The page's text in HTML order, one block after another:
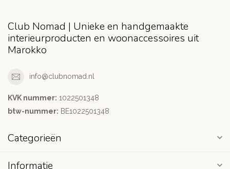
Club Nomad | Unieke en handgemaakte
interieurproducten en woonaccessoires uit
Marokko
info@clubnomad.nl
KVK nummer: 1022501348
btw-nummer: BE1022501348
Categorieën
Informatie